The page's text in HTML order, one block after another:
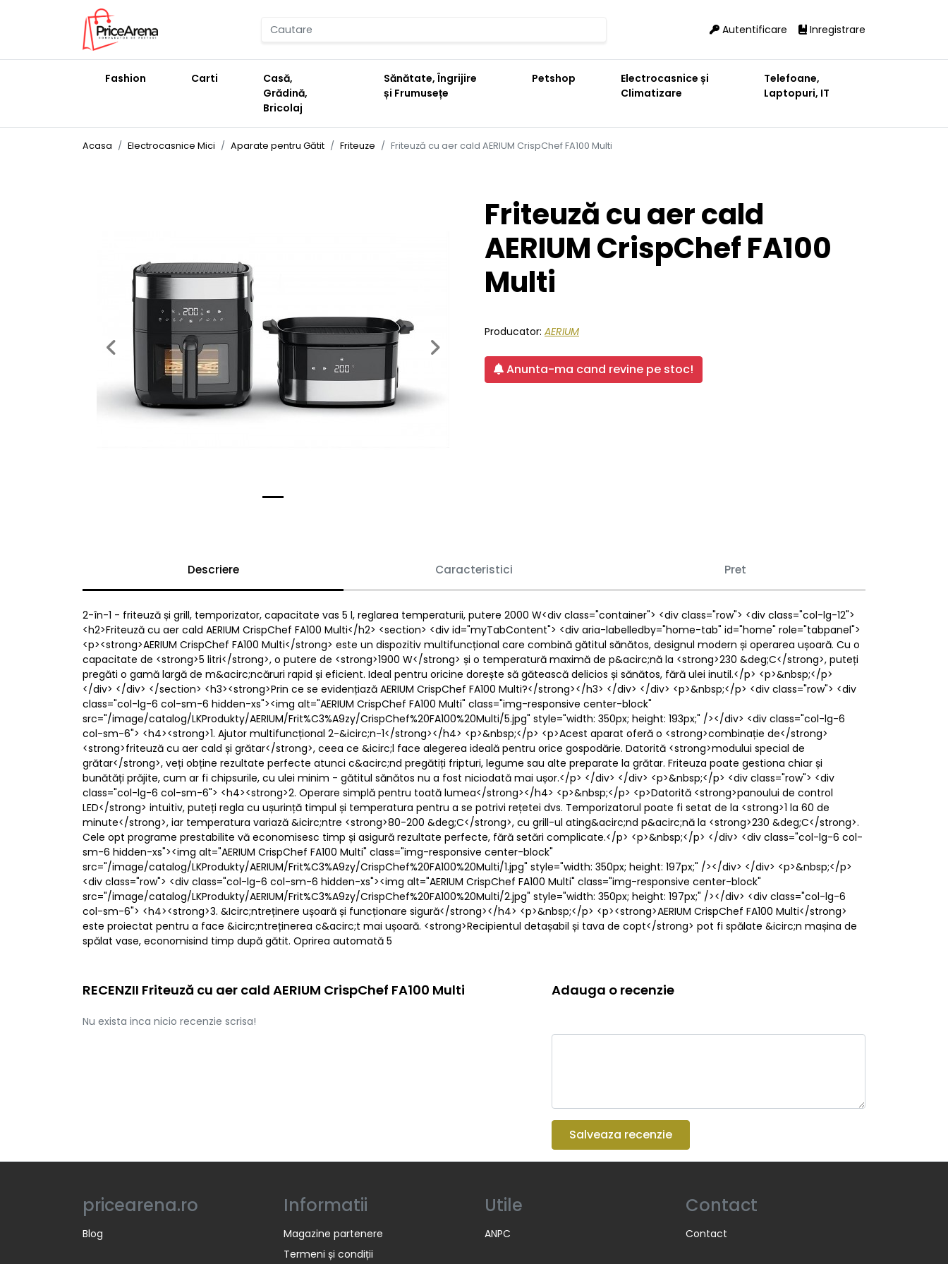
Autentificare Inregistrare
Fashion Carti
Casă,
Grădină,
Bricolaj
Sănătate, Îngrijire
și Frumusețe
Petshop
Electrocasnice și
Climatizare
Telefoane,
Laptopuri, IT
Acasa Electrocasnice Mici Aparate pentru Gătit Friteuze Friteuză cu aer cald AERIUM CrispChef FA100 Multi
Previous Next
Friteuză cu aer cald
AERIUM CrispChef FA100
Multi
Producator: AERIUM
Anunta-ma cand revine pe stoc!
Descriere Caracteristici Pret
2-în-1 - friteuză și grill, temporizator, capacitate vas 5 l, reglarea temperaturii, putere 2000 W<div class="container"> <div class="row"> <div class="col-lg-12">
<h2>Friteuză cu aer cald AERIUM CrispChef FA100 Multi</h2> <section> <div id="myTabContent"> <div aria-labelledby="home-tab" id="home" role="tabpanel">
<p><strong>AERIUM CrispChef FA100 Multi</strong> este un dispozitiv multifuncțional care combină gătitul sănătos, designul modern și operarea ușoară. Cu o
capacitate de <strong>5 litri</strong>, o putere de <strong>1900 W</strong> și o temperatură maximă de p&acirc;nă la <strong>230 &deg;C</strong>, puteți
pregăti o gamă largă de m&acirc;ncăruri rapid și eficient. Ideal pentru oricine dorește să gătească delicios și sănătos, fără ulei inutil.</p> <p>&nbsp;</p>
</div> </div> </section> <h3><strong>Prin ce se evidențiază AERIUM CrispChef FA100 Multi?</strong></h3> </div> </div> <p>&nbsp;</p> <div class="row"> <div
class="col-lg-6 col-sm-6 hidden-xs"><img alt="AERIUM CrispChef FA100 Multi" class="img-responsive center-block"
src="/image/catalog/LKProdukty/AERIUM/Frit%C3%A9zy/CrispChef%20FA100%20Multi/5.jpg" style="width: 350px; height: 193px;" /></div> <div class="col-lg-6
col-sm-6"> <h4><strong>1. Ajutor multifuncțional 2-&icirc;n-1</strong></h4> <p>&nbsp;</p> <p>Acest aparat oferă o <strong>combinație de</strong>
<strong>friteuză cu aer cald și grătar</strong>, ceea ce &icirc;l face alegerea ideală pentru orice gospodărie. Datorită <strong>modului special de
grătar</strong>, veți obține rezultate perfecte atunci c&acirc;nd pregătiți fripturi, legume sau alte preparate la grătar. Friteuza poate gestiona chiar și
bunătăți prăjite, cum ar fi chipsurile, cu ulei minim - gătitul sănătos nu a fost niciodată mai ușor.</p> </div> </div> <p>&nbsp;</p> <div class="row"> <div
class="col-lg-6 col-sm-6"> <h4><strong>2. Operare simplă pentru toată lumea</strong></h4> <p>&nbsp;</p> <p>Datorită <strong>panoului de control
LED</strong> intuitiv, puteți regla cu ușurință timpul și temperatura pentru a se potrivi rețetei dvs. Temporizatorul poate fi setat de la <strong>1 la 60 de
minute</strong>, iar temperatura variază &icirc;ntre <strong>80-200 &deg;C</strong>, cu grill-ul ating&acirc;nd p&acirc;nă la <strong>230 &deg;C</strong>.
Cele opt programe prestabilite vă economisesc timp și asigură rezultate perfecte, fără setări complicate.</p> <p>&nbsp;</p> </div> <div class="col-lg-6 col-
sm-6 hidden-xs"><img alt="AERIUM CrispChef FA100 Multi" class="img-responsive center-block"
src="/image/catalog/LKProdukty/AERIUM/Frit%C3%A9zy/CrispChef%20FA100%20Multi/1.jpg" style="width: 350px; height: 197px;" /></div> </div> <p>&nbsp;</p>
<div class="row"> <div class="col-lg-6 col-sm-6 hidden-xs"><img alt="AERIUM CrispChef FA100 Multi" class="img-responsive center-block"
src="/image/catalog/LKProdukty/AERIUM/Frit%C3%A9zy/CrispChef%20FA100%20Multi/2.jpg" style="width: 350px; height: 197px;" /></div> <div class="col-lg-6
col-sm-6"> <h4><strong>3. &Icirc;ntreținere ușoară și funcționare sigură</strong></h4> <p>&nbsp;</p> <p><strong>AERIUM CrispChef FA100 Multi</strong>
este proiectat pentru a face &icirc;ntreținerea c&acirc;t mai ușoară. <strong>Recipientul detașabil și tava de copt</strong> pot fi spălate &icirc;n mașina de
spălat vase, economisind timp după gătit. Oprirea automată 5
RECENZII Friteuză cu aer cald AERIUM CrispChef FA100 Multi
Nu exista inca nicio recenzie scrisa!
Adauga o recenzie
Salveaza recenzie
pricearena.ro
Blog
Informatii
Magazine partenere
Termeni și condiții
Utile
ANPC
Contact
Contact